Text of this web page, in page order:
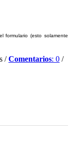
formulario (esto solamente
/Comentarios: 0 /